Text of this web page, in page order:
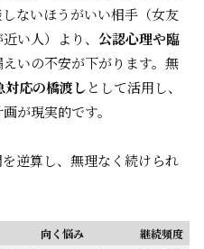
ないほうがいい相手（女友
い人）より、 公認心理や臨
いの不安が下がります。無
対応の橋渡しとして活用し、
が現実的です。
逆算し、無理なく続けられ
向く悩み
継続頻度